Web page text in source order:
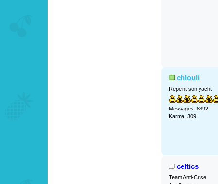
chlouli
Repeint son yacht
Messages: 8392
Karma: 309
celtics
Team Anti-Crise